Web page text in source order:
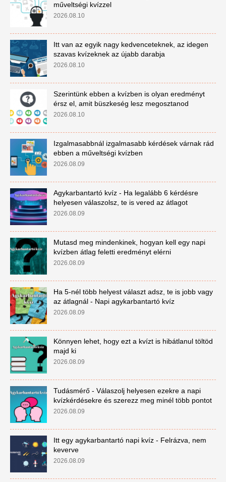
műveltségi kvízzel
2026.08.10
Itt van az egyik nagy kedvenceteknek, az idegen
szavas kvízeknek az újabb darabja
2026.08.10
Szerintünk ebben a kvízben is olyan eredményt
érsz el, amit büszkeség lesz megosztanod
2026.08.10
Izgalmasabbnál izgalmasabb kérdések várnak rád
ebben a műveltségi kvízben
2026.08.09
Agykarbantartó kvíz - Ha legalább 6 kérdésre
helyesen válaszolsz, te is vered az átlagot
2026.08.09
Mutasd meg mindenkinek, hogyan kell egy napi
kvízben átlag feletti eredményt elérni
2026.08.09
Ha 5-nél több helyest választ adsz, te is jobb vagy
az átlagnál - Napi agykarbantartó kvíz
2026.08.09
Könnyen lehet, hogy ezt a kvízt is hibátlanul töltöd
majd ki
2026.08.09
Tudásmérő - Válaszolj helyesen ezekre a napi
kvízkérdésekre és szerezz meg minél több pontot
2026.08.09
Itt egy agykarbantartó napi kvíz - Felrázva, nem
keverve
2026.08.09